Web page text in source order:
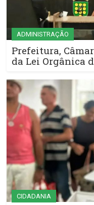
ADMINISTRAÇÃO
Prefeitura,
da Lei Orgânica
CIDADANIA